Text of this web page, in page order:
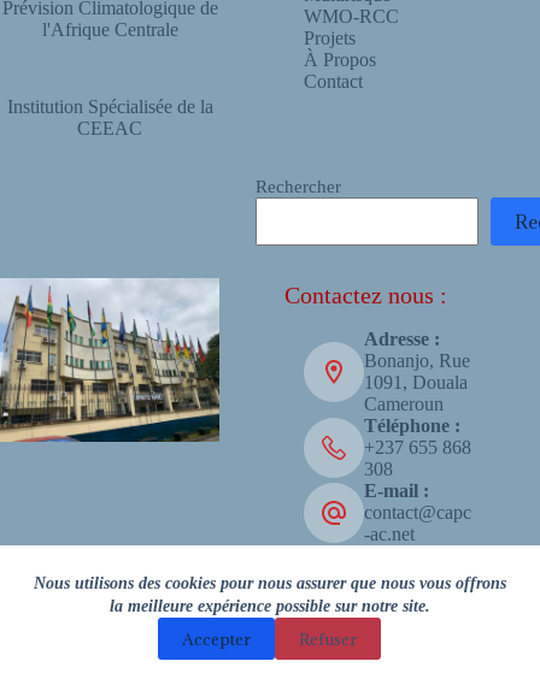
Nous utilisons des cookies pour nous assurer que nous vous offrons
la meilleure expérience possible sur notre site.
Accepter Refuser
Prévision Climatologique de
l'Afrique Centrale
Institution Spécialisée de la
CEEAC
WMO-RCC
Projets
À Propos
Contact
Rechercher
Contactez nous :
Adresse :
Bonanjo, Rue
1091, Douala
Cameroun
Téléphone :
+237 655 868
308
E-mail :
contact@capc
-ac.net
Facebook LinkedIn X (Twitter)